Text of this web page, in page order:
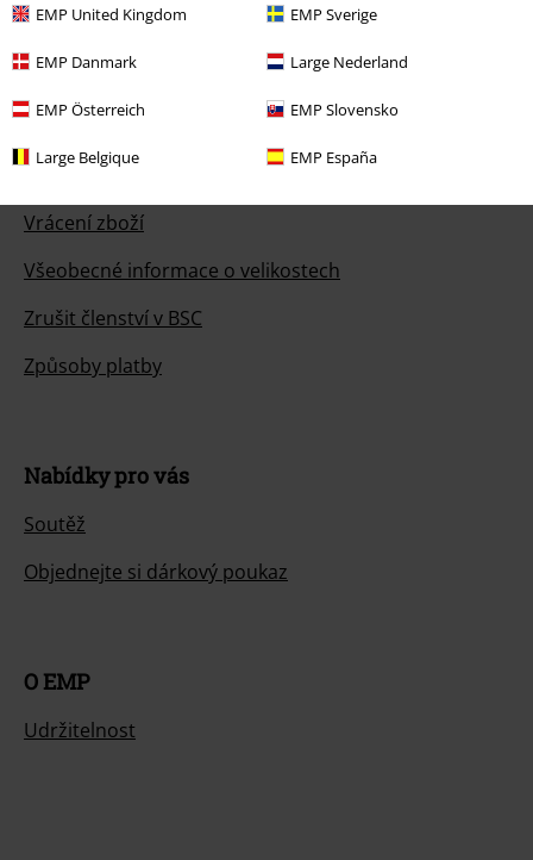
EMP United Kingdom EMP Sverige
EMP Danmark Large Nederland
EMP Österreich EMP Slovensko
Large Belgique EMP España
Zákaznícky servis
Pomoc / FAQ
Podmínky vracení zboží
Vrácení zboží
Všeobecné informace o velikostech
Zrušit členství v BSC
Způsoby platby
Nabídky pro vás
Soutěž
Objednejte si dárkový poukaz
O EMP
Udržitelnost